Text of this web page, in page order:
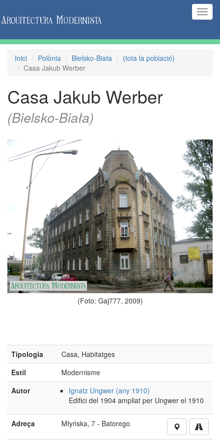
Inici Polònia Bielsko-Biała
(tota la població)
Casa Jakub Werber
Casa Jakub Werber
(Bielsko-Biała)
(Foto: Gaj777, 2009)
Tipologia
Casa, Habitatges
Estil
Modernisme
Autor
Ignatz Ungwer (any 1910)
Edifici del 1904 ampliat per Ungwer el 1910
Adreça Młyńska, 7 - Batorego